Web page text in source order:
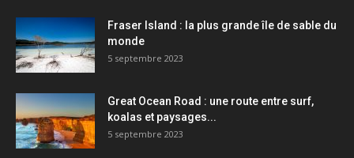
Fraser Island : la plus grande île de sable du
monde
5 septembre 2023
Great Ocean Road : une route entre surf,
koalas et paysages...
5 septembre 2023